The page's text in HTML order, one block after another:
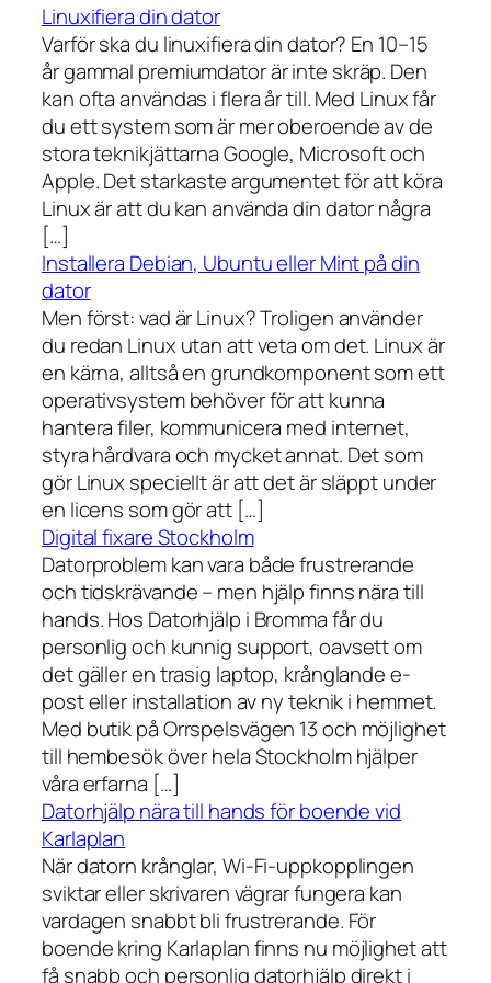
Linuxifiera din dator
Varför ska du linuxifiera din dator? En 10–15
år gammal premiumdator är inte skräp. Den
kan ofta användas i flera år till. Med Linux får
du ett system som är mer oberoende av de
stora teknikjättarna Google, Microsoft och
Apple. Det starkaste argumentet för att köra
Linux är att du kan använda din dator några
[…]
Installera Debian, Ubuntu eller Mint på din
dator
Men först: vad är Linux? Troligen använder
du redan Linux utan att veta om det. Linux är
en kärna, alltså en grundkomponent som ett
operativsystem behöver för att kunna
hantera filer, kommunicera med internet,
styra hårdvara och mycket annat. Det som
gör Linux speciellt är att det är släppt under
en licens som gör att […]
Digital fixare Stockholm
Datorproblem kan vara både frustrerande
och tidskrävande – men hjälp finns nära till
hands. Hos Datorhjälp i Bromma får du
personlig och kunnig support, oavsett om
det gäller en trasig laptop, krånglande e-
post eller installation av ny teknik i hemmet.
Med butik på Orrspelsvägen 13 och möjlighet
till hembesök över hela Stockholm hjälper
våra erfarna […]
Datorhjälp nära till hands för boende vid
Karlaplan
När datorn krånglar, Wi-Fi-uppkopplingen
sviktar eller skrivaren vägrar fungera kan
vardagen snabbt bli frustrerande. För
boende kring Karlaplan finns nu möjlighet att
få snabb och personlig datorhjälp direkt i